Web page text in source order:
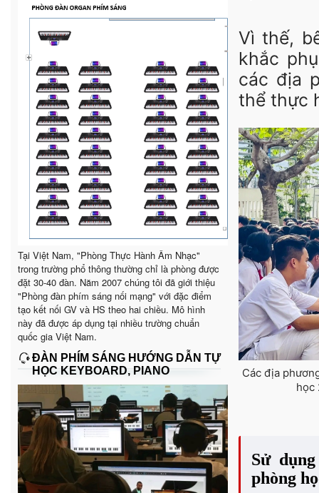
Tại Việt Nam, "Phòng Thực Hành Âm Nhạc"
trong trường phổ thông thường chỉ là phòng được
đặt 30-40 đàn. Năm 2007 chúng tôi đã giới thiệu
"Phòng đàn phím sáng nối mạng" với đặc điểm
tạo kết nối GV và HS theo hai chiều. Mô hình
này đã được áp dụng tại nhiều trường chuẩn
quốc gia Việt Nam.
ĐÀN PHÍM SÁNG HƯỚNG DẪN TỰ
HỌC KEYBOARD, PIANO
Vì thế,
khắc
các địa
thể thực
Các địa
học
Sử
phòng